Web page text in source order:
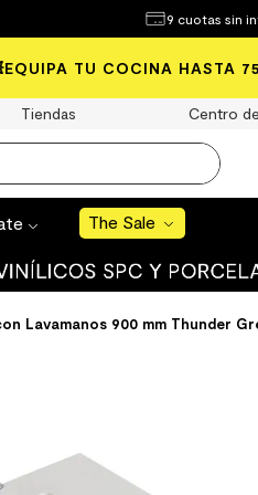
9 cuotas sin
TU COCINA HASTA
Tiendas Centro
The Sale
Sale
¿Qué estás
Lavamanos 900 mm Thunder